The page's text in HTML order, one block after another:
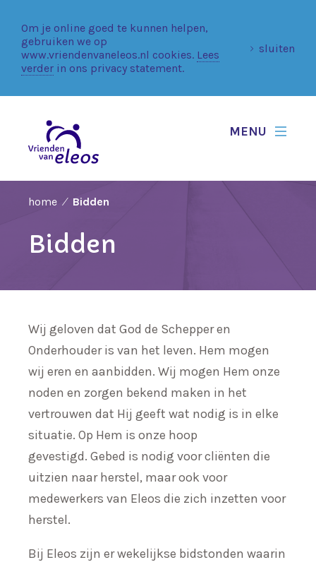
Om je online goed te kunnen helpen,
gebruiken we op
www.vriendenvaneleos.nl cookies. Lees
verder in ons privacy statement.
sluiten
MENU
home Bidden
Bidden
Wij geloven dat God de Schepper en
Onderhouder is van het leven. Hem mogen
wij eren en aanbidden. Wij mogen Hem onze
noden en zorgen bekend maken in het
vertrouwen dat Hij geeft wat nodig is in elke
situatie. Op Hem is onze hoop
gevestigd. Gebed is nodig voor cliënten die
uitzien naar herstel, maar ook voor
medewerkers van Eleos die zich inzetten voor
herstel.
Bij Eleos zijn er wekelijkse bidstonden waarin